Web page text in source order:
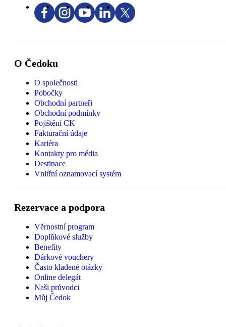
O Čedoku
O společnosti
Pobočky
Obchodní partneři
Obchodní podmínky
Pojištění CK
Fakturační údaje
Kariéra
Kontakty pro média
Destinace
Vnitřní oznamovací systém
Rezervace a podpora
Věrnostní program
Doplňkové služby
Benefity
Dárkové vouchery
Často kladené otázky
Online delegát
Naši průvodci
Můj Čedok